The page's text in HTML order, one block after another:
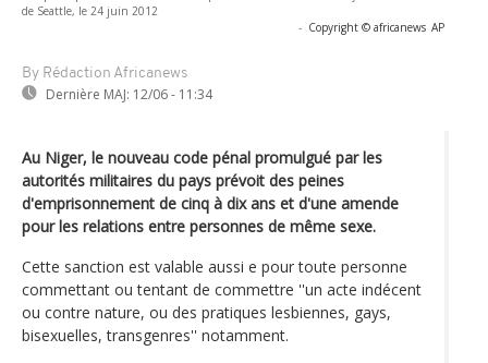
de Seattle, le 24 juin 2012
- Copyright © africanews AP
By Rédaction Africanews
Dernière MAJ: 12/06 - 11:34
Au Niger, le nouveau code pénal promulgué par les
autorités militaires du pays prévoit des peines
d'emprisonnement de cinq à dix ans et d'une amende
pour les relations entre personnes de même sexe.
Cette sanction est valable aussi e pour toute personne
commettant ou tentant de commettre ''un acte indécent
ou contre nature, ou des pratiques lesbiennes, gays,
bisexuelles, transgenres'' notamment.